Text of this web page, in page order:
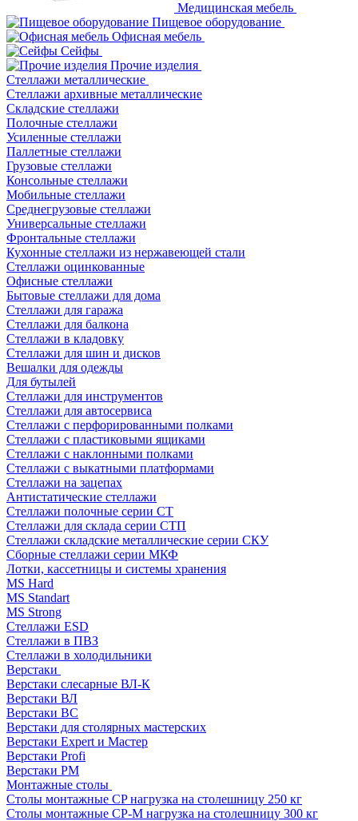
Медицинская мебель
Пищевое оборудование
Офисная мебель
Сейфы
Прочие изделия
Стеллажи металлические
Cтеллажи архивные металлические
Складские стеллажи
Полочные стеллажи
Усиленные стеллажи
Паллетные стеллажи
Грузовые стеллажи
Консольные стеллажи
Мобильные стеллажи
Среднегрузовые стеллажи
Универсальные стеллажи
Фронтальные стеллажи
Кухонные стеллажи из нержавеющей стали
Стеллажи оцинкованные
Офисные стеллажи
Бытовые стеллажи для дома
Стеллажи для гаража
Стеллажи для балкона
Стеллажи в кладовку
Стеллажи для шин и дисков
Вешалки для одежды
Для бутылей
Стеллажи для инструментов
Стеллажи для автосервиса
Стеллажи с перфорированными полками
Стеллажи с пластиковыми ящиками
Стеллажи с наклонными полками
Стеллажи с выкатными платформами
Стеллажи на зацепах
Антистатические стеллажи
Стеллажи полочные серии СТ
Стеллажи для склада серии СТП
Стеллажи складские металлические серии СКУ
Сборные стеллажи серии МКФ
Лотки, кассетницы и системы хранения
MS Hard
MS Standart
MS Strong
Стеллажи ESD
Стеллажи в ПВЗ
Стеллажи в холодильники
Верстаки
Верстаки слесарные ВЛ-К
Верстаки ВЛ
Верстаки ВС
Верстаки для столярных мастерских
Верстаки Expert и Мастер
Верстаки Profi
Верстаки РМ
Монтажные столы
Столы монтажные СP нагрузка на столешницу 250 кг
Столы монтажные СР-М нагрузка на столешницу 300 кг